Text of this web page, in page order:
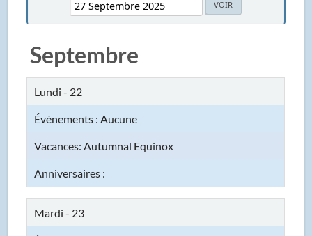
Septembre
Lundi - 22
Autumnal Equinox
Mardi - 23